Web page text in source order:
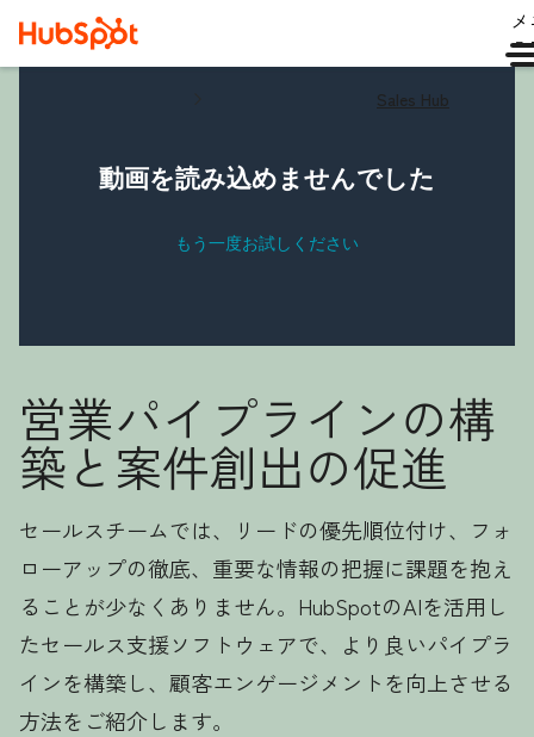
Sales Hub
営業パイプラインの構
築と案件創出の促進
セールスチームでは、リードの優先順位付け、フォ
ローアップの徹底、重要な情報の把握に課題を抱え
ることが少なくありません。HubSpotのAIを活用し
たセールス支援ソフトウェアで、より良いパイプラ
インを構築し、顧客エンゲージメントを向上させる
方法をご紹介します。